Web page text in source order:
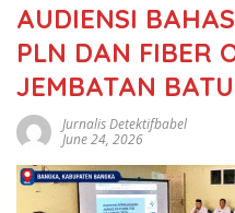
AUDIENSI
PLN DAN FIBER
JEMBATAN
Jurnalis Detektifbabel
June 24, 2026